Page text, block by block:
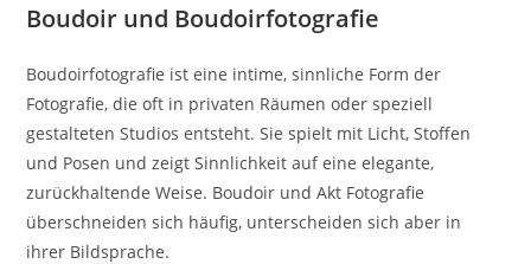
Boudoir und Boudoirfotografie
Boudoirfotografie ist eine intime, sinnliche Form der
Fotografie, die oft in privaten Räumen oder speziell
gestalteten Studios entsteht. Sie spielt mit Licht, Stoffen
und Posen und zeigt Sinnlichkeit auf eine elegante,
zurückhaltende Weise. Boudoir und Akt Fotografie
überschneiden sich häufig, unterscheiden sich aber in
ihrer Bildsprache.